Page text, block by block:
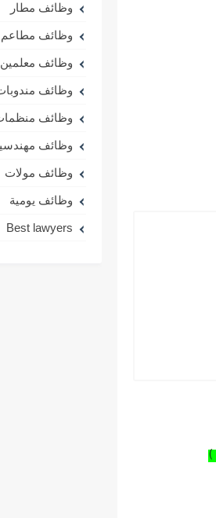
)
وظائف مطار
وظائف مطاعم
وظائف معلمين
وظائف
وظائف
وظائف
وظائف مولات
وظائف يومية
Best lawyers